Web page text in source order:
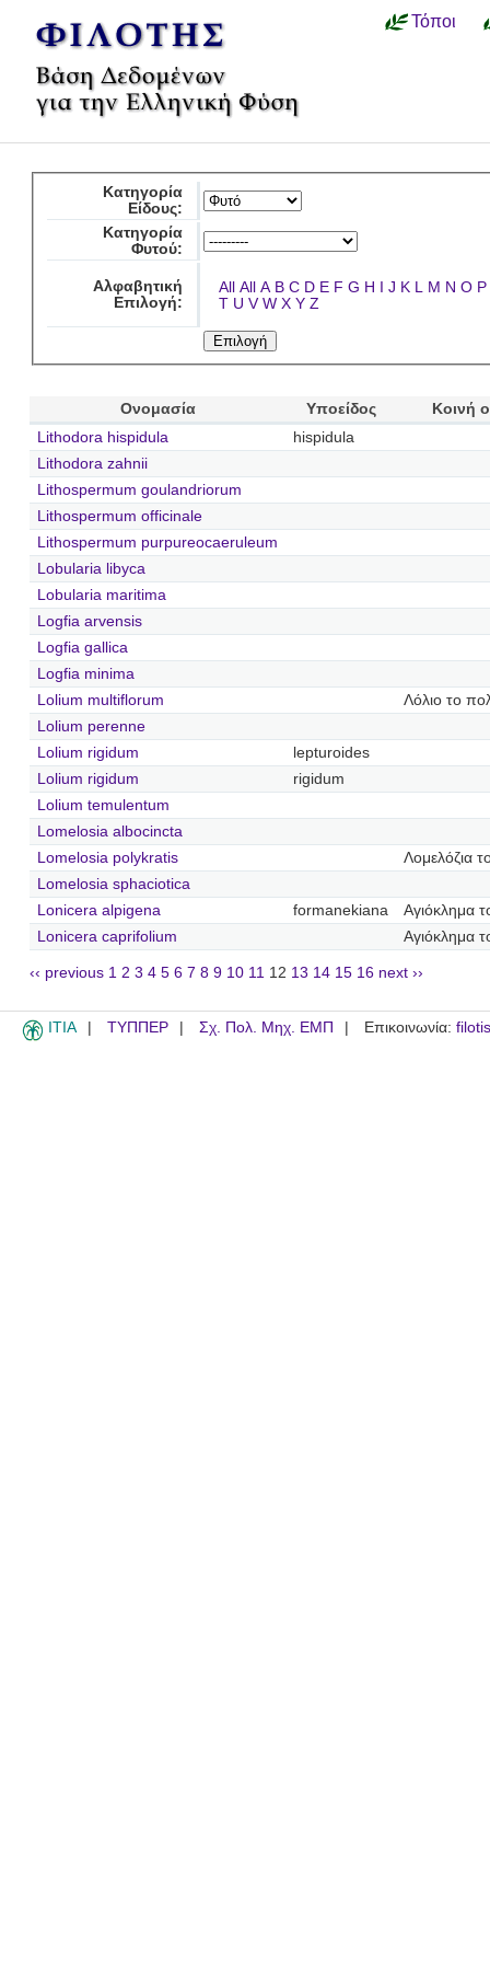
Τόποι
Κατηγορία
Είδους:
Κατηγορία
Φυτού:
Αλφαβητική
Επιλογή:
All All A B C D E F G H I J K L M N O P
T U V W X Y Z
Ονομασία Υποείδος
Κοινή
Lithodora hispidula
hispidula
Lithodora zahnii
Lithospermum goulandriorum
Lithospermum officinale
Lithospermum purpureocaeruleum
Lobularia libyca
Lobularia maritima
Logfia arvensis
Logfia gallica
Logfia minima
Lolium multiflorum
Λόλιο το
Lolium perenne
Lolium rigidum
lepturoides
Lolium rigidum
rigidum
Lolium temulentum
Lomelosia albocincta
Lomelosia polykratis
Λομελόζια
Lomelosia sphaciotica
Lonicera alpigena
formanekiana
Αγιόκλημα
Lonicera caprifolium
Αγιόκλημα
‹‹ previous 1 2 3 4 5 6 7 8 9 10 11 12 13 14 15 16 next ››
ITIA ΤΥΠΠΕΡ Σχ. Πολ. Μηχ. ΕΜΠ Επικοινωνία: